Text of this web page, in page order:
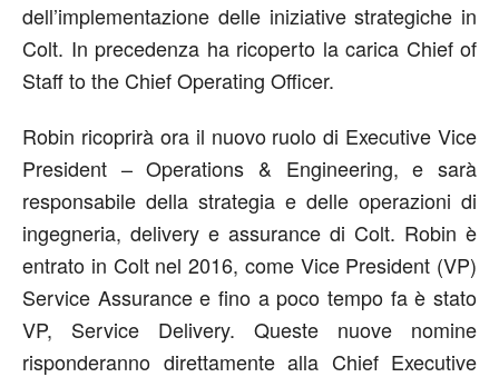
dell’implementazione delle iniziative strategiche in
Colt. In precedenza ha ricoperto la carica Chief of
Staff to the Chief Operating Officer.
Robin ricoprirà ora il nuovo ruolo di Executive Vice
President – Operations & Engineering, e sarà
responsabile della strategia e delle operazioni di
ingegneria, delivery e assurance di Colt. Robin è
entrato in Colt nel 2016, come Vice President (VP)
Service Assurance e fino a poco tempo fa è stato
VP, Service Delivery. Queste nuove nomine
risponderanno direttamente alla Chief Executive